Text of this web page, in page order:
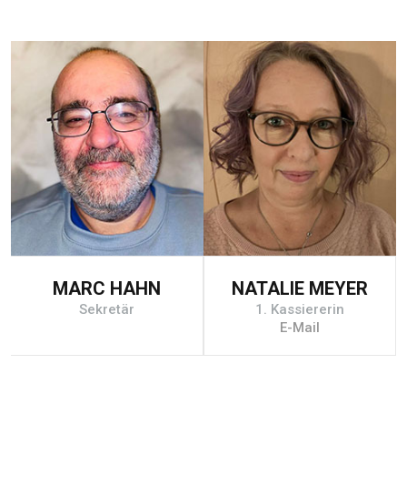
NATALIE MEYER
1. Kassiererin
CHANTAL HAHN
Mitglied